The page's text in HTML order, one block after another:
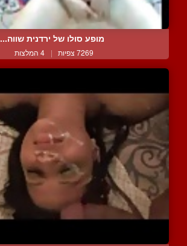
מופע סולו של ירדנית שווה...
7269 צפיות | 4 המלצות